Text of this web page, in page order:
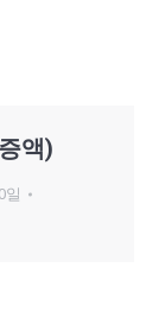
액)
일